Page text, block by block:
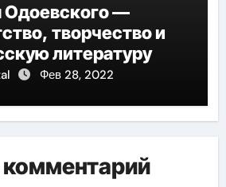
Одоевского —
творчество и
литературу
Фев 28, 2022